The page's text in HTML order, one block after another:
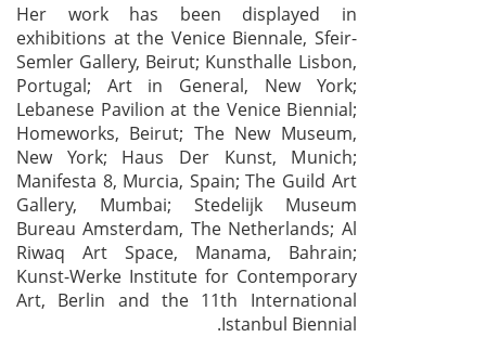
Her work has been displayed in
exhibitions at the Venice Biennale, Sfeir-
Semler Gallery, Beirut; Kunsthalle Lisbon,
Portugal; Art in General, New York;
Lebanese Pavilion at the Venice Biennial;
Homeworks, Beirut; The New Museum,
New York; Haus Der Kunst, Munich;
Manifesta 8, Murcia, Spain; The Guild Art
Gallery, Mumbai; Stedelijk Museum
Bureau Amsterdam, The Netherlands; Al
Riwaq Art Space, Manama, Bahrain;
Kunst-Werke Institute for Contemporary
Art, Berlin and the 11th International
Istanbul Biennial.